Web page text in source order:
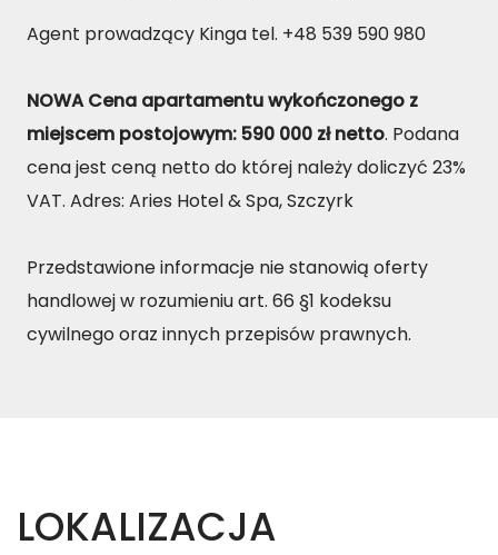
Agent prowadzący Kinga tel. +48 539 590 980
NOWA Cena apartamentu wykończonego z
miejscem postojowym: 590 000 zł netto. Podana
cena jest ceną netto do której należy doliczyć 23%
VAT. Adres: Aries Hotel & Spa, Szczyrk
Przedstawione informacje nie stanowią oferty
handlowej w rozumieniu art. 66 §1 kodeksu
cywilnego oraz innych przepisów prawnych.
LOKALIZACJA